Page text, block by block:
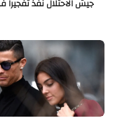
جيش الاحتلال نفذ تفجيراً